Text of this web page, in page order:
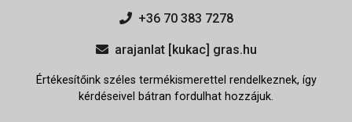
+36 70 383 7278
arajanlat [kukac] gras.hu
Értékesítőink széles termékismerettel rendelkeznek, így
kérdéseivel bátran fordulhat hozzájuk.